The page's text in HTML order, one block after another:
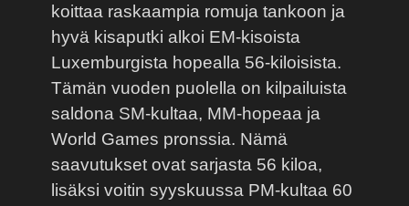
koittaa raskaampia romuja tankoon ja
hyvä kisaputki alkoi EM-kisoista
Luxemburgista hopealla 56-kiloisista.
Tämän vuoden puolella on kilpailuista
saldona SM-kultaa, MM-hopeaa ja
World Games pronssia. Nämä
saavutukset ovat sarjasta 56 kiloa,
lisäksi voitin syyskuussa PM-kultaa 60